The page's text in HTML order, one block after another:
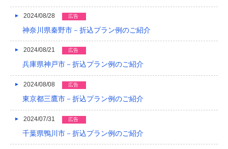
2024/08/28 広告
神奈川県秦野市－折込プラン例のご紹介
2024/08/21 広告
兵庫県神戸市－折込プラン例のご紹介
2024/08/08 広告
東京都三鷹市－折込プラン例のご紹介
2024/07/31 広告
千葉県鴨川市－折込プラン例のご紹介